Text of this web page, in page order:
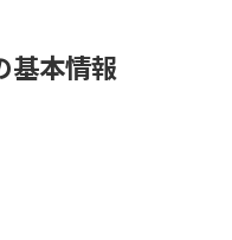
基本情報